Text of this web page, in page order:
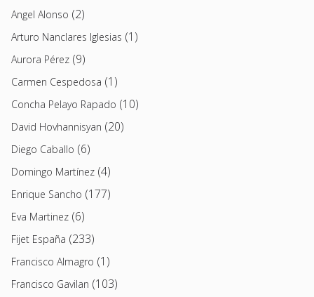
Angel Alonso (2)
Arturo Nanclares Iglesias (1)
Aurora Pérez (9)
Carmen Cespedosa (1)
Concha Pelayo Rapado (10)
David Hovhannisyan (20)
Diego Caballo (6)
Domingo Martínez (4)
Enrique Sancho (177)
Eva Martinez (6)
Fijet España (233)
Francisco Almagro (1)
Francisco Gavilan (103)